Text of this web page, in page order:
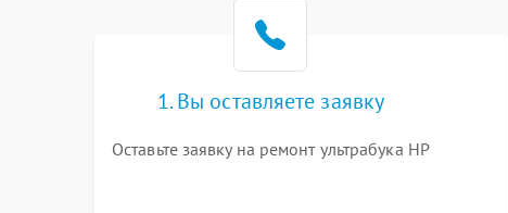
1. Вы оставляете заявку
Оставьте заявку на ремонт ультрабука HP